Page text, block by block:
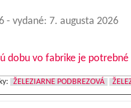
- vydané: 7. augusta 2026
dobu vo fabrike je
ŽELEZIARNE PODBREZOVÁ